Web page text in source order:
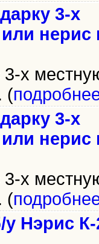
3-х
нерис
3-х
(
3-х
нерис
3-х
(
Нэрис К-